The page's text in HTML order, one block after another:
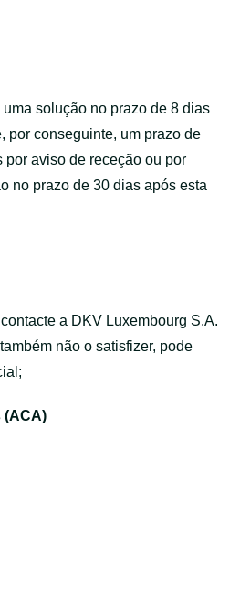
solução no prazo de 8 dias
por conseguinte, um prazo de
por aviso de receção ou por
no prazo de 30 dias após esta
a DKV Luxembourg S.A.
não o satisfizer, pode
(ACA)